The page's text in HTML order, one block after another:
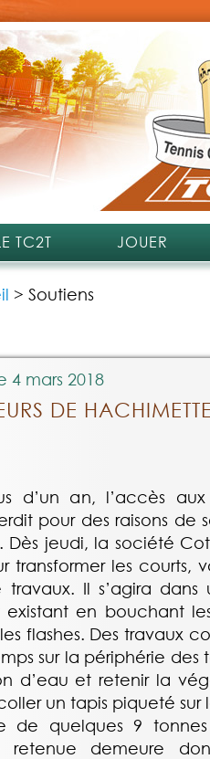
TC2T JOUER
> Soutiens
4 mars 2018
DE
d’un an, l’accès
pour des raisons de
Dès jeudi, la société
transformer les courts,
Il s’agira
en bouchant
flashes. Des travaux
sur la périphérie des
d’eau et retenir la
un tapis piqueté
de quelques 9
retenue demeure